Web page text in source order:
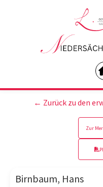
← Zurück zu den
Zur
Birnbaum, Hans